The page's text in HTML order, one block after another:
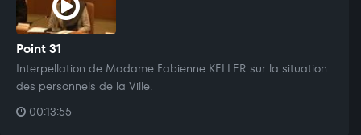
Point 31
Interpellation de Madame Fabienne KELLER sur la situation
des personnels de la Ville.
00:13:55